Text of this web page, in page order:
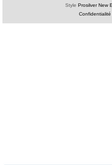
Style Prosilver New
Confidentialité